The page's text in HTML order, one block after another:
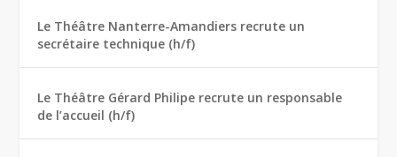
Le Théâtre Nanterre-Amandiers recrute un
secrétaire technique (h/f)
Le Théâtre Gérard Philipe recrute un responsable
de l’accueil (h/f)